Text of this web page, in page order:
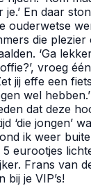
En daar
ouderwetse
die plezier
‘Ga
vroeg
jij effe een
wel
dat deze
‘die jongen’
ik weer
eurootjes
Frans van
bij je VIP’s!